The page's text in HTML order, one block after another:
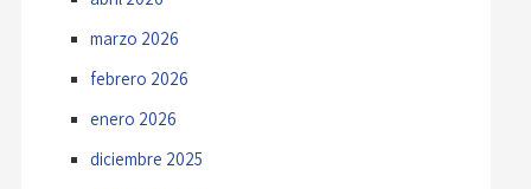
marzo 2026
febrero 2026
enero 2026
diciembre 2025